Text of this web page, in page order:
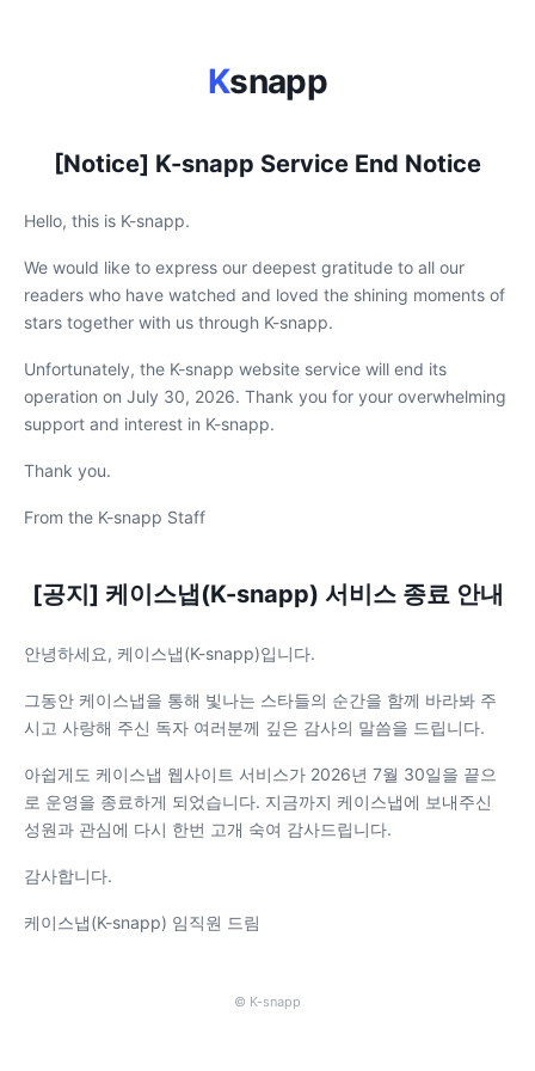
Ksnapp
[Notice] K-snapp Service End Notice
Hello, this is K-snapp.
We would like to express our deepest gratitude to all our
readers who have watched and loved the shining moments of
stars together with us through K-snapp.
Unfortunately, the K-snapp website service will end its
operation on July 30, 2026. Thank you for your overwhelming
support and interest in K-snapp.
Thank you.
From the K-snapp Staff
[공지] 케이스냅(K-snapp) 서비스 종료 안내
안녕하세요, 케이스냅(K-snapp)입니다.
그동안 케이스냅을 통해 빛나는 스타들의 순간을 함께 바라봐 주
시고 사랑해 주신 독자 여러분께 깊은 감사의 말씀을 드립니다.
아쉽게도 케이스냅 웹사이트 서비스가 2026년 7월 30일을 끝으
로 운영을 종료하게 되었습니다. 지금까지 케이스냅에 보내주신
성원과 관심에 다시 한번 고개 숙여 감사드립니다.
감사합니다.
케이스냅(K-snapp) 임직원 드림
© K-snapp